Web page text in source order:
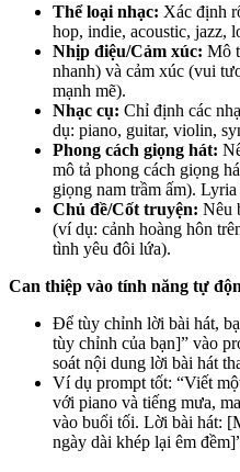
Thể loại nhạc: Xác định
hop, indie, acoustic, jazz,
Nhịp điệu/Cảm xúc: Mô
nhanh) và cảm xúc (vui
mạnh mẽ).
Nhạc cụ: Chỉ định các
dụ: piano, guitar, violin,
Phong cách giọng hát:
mô tả phong cách giọng
giọng nam trầm ấm).
Chủ đề/Cốt truyện: Nêu
(ví dụ: cảnh hoàng hôn
tình yêu đôi lứa).
Can thiệp vào tính năng tự
Để tùy chỉnh lời bài hát,
tùy chỉnh của bạn]” vào
soát nội dung lời bài hát
Ví dụ prompt tốt: “Viết
với piano và tiếng mưa,
vào buổi tối. Lời bài hát:
ngày dài khép lại êm